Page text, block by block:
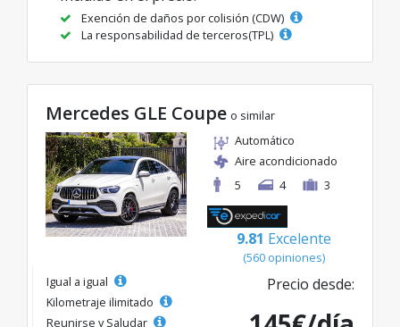
Exención de daños por colisión (CDW)
La responsabilidad de terceros(TPL)
Mercedes GLE Coupe o similar
Automático
Aire acondicionado
5
4 3
9.81 Excelente
(560 opiniones)
Igual a igual
Kilometraje ilimitado
Reunirse y Saludar
Precio desde: